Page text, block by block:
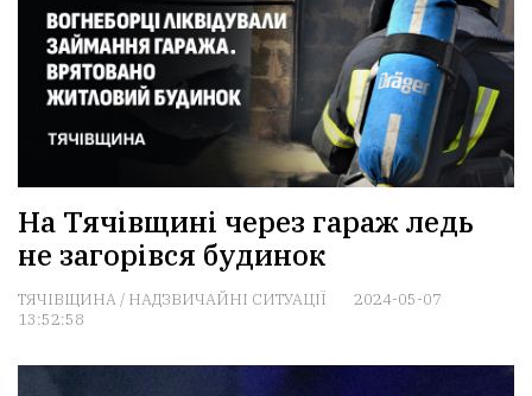
На Тячівщині через гараж ледь
не загорівся будинок
ТЯЧІВЩИНА/ НАДЗВИЧАЙНІ СИТУАЦІЇ
2024-05-07
13:52:58